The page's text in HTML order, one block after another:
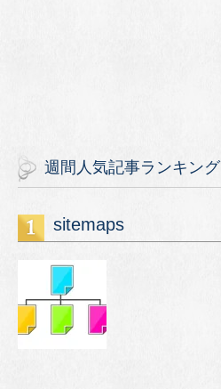
週間人気記事ランキング
sitemaps